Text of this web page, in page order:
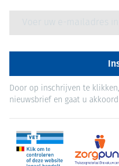
Door op inschrijven te
nieuwsbrief en gaat u